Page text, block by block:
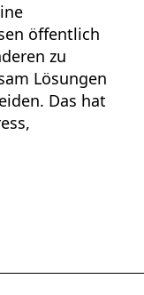
öffentlich
zu
Lösungen
Das hat